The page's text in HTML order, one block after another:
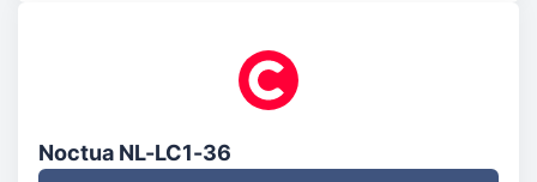
Noctua NL-LC1-36